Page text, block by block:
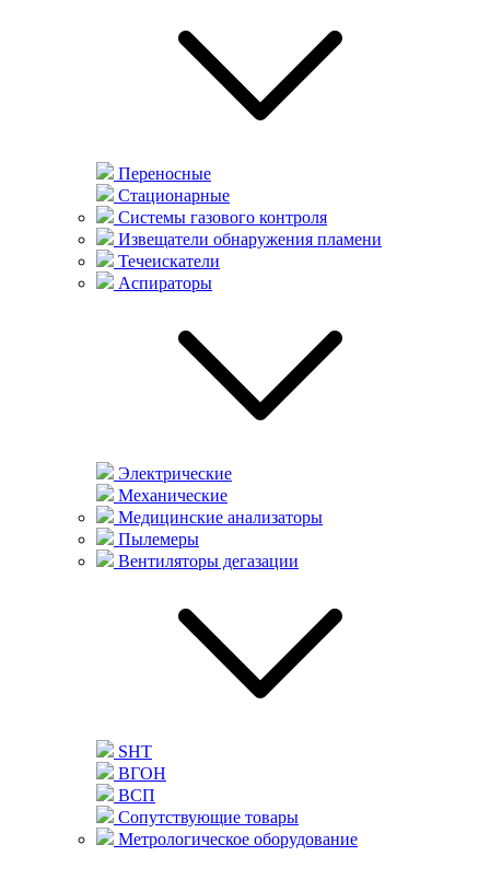
Переносные
Стационарные
Системы газового контроля
Извещатели обнаружения пламени
Течеискатели
Аспираторы
Электрические
Механические
Медицинские анализаторы
Пылемеры
Вентиляторы дегазации
SHT
ВГОН
ВСП
Сопутствующие товары
Метрологическое оборудование